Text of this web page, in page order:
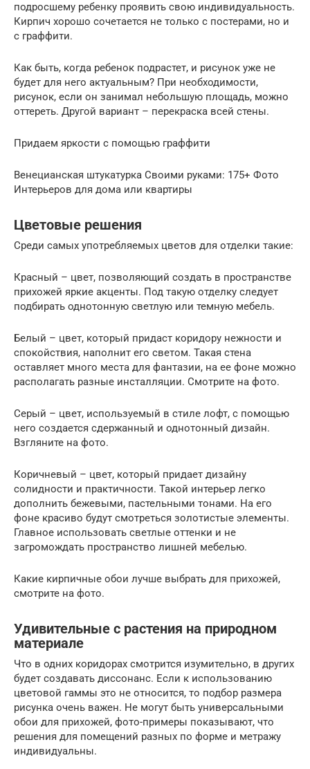
подросшему ребенку проявить свою индивидуальность.
Кирпич хорошо сочетается не только с постерами, но и
с граффити.
Как быть, когда ребенок подрастет, и рисунок уже не
будет для него актуальным? При необходимости,
рисунок, если он занимал небольшую площадь, можно
оттереть. Другой вариант – перекраска всей стены.
Придаем яркости с помощью граффити
Венецианская штукатурка Своими руками: 175+ Фото
Интерьеров для дома или квартиры
Цветовые решения
Среди самых употребляемых цветов для отделки такие:
Красный – цвет, позволяющий создать в пространстве
прихожей яркие акценты. Под такую отделку следует
подбирать однотонную светлую или темную мебель.
Белый – цвет, который придаст коридору нежности и
спокойствия, наполнит его светом. Такая стена
оставляет много места для фантазии, на ее фоне можно
располагать разные инсталляции. Смотрите на фото.
Серый – цвет, используемый в стиле лофт, с помощью
него создается сдержанный и однотонный дизайн.
Взгляните на фото.
Коричневый – цвет, который придает дизайну
солидности и практичности. Такой интерьер легко
дополнить бежевыми, пастельными тонами. На его
фоне красиво будут смотреться золотистые элементы.
Главное использовать светлые оттенки и не
загромождать пространство лишней мебелью.
Какие кирпичные обои лучше выбрать для прихожей,
смотрите на фото.
Удивительные с растения на природном
материале
Что в одних коридорах смотрится изумительно, в других
будет создавать диссонанс. Если к использованию
цветовой гаммы это не относится, то подбор размера
рисунка очень важен. Не могут быть универсальными
обои для прихожей, фото-примеры показывают, что
решения для помещений разных по форме и метражу
индивидуальны.